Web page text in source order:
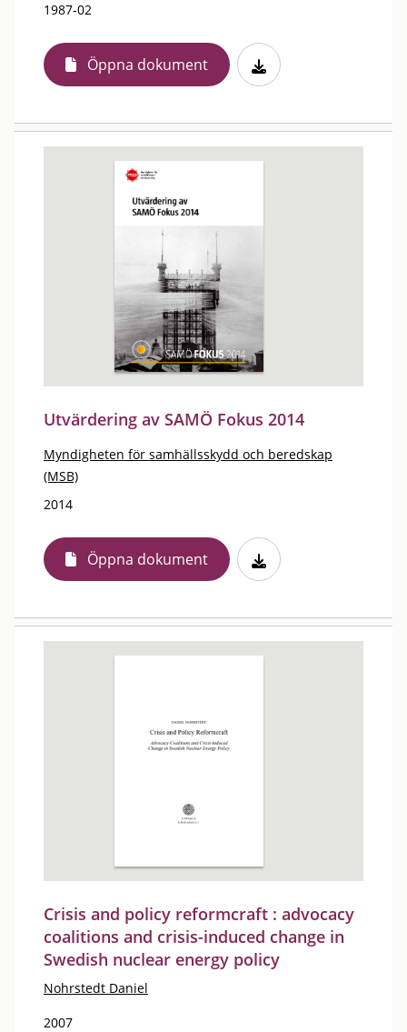
1987-02
Öppna dokument
Utvärdering av SAMÖ Fokus 2014
Myndigheten för samhällsskydd och beredskap
(MSB)
2014
Öppna dokument
Crisis and policy reformcraft : advocacy
coalitions and crisis-induced change in
Swedish nuclear energy policy
Nohrstedt Daniel
2007